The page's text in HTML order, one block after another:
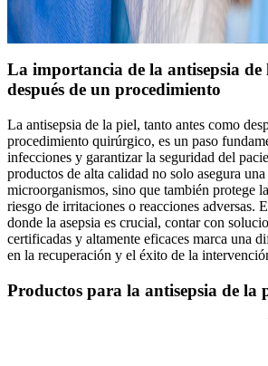
Antisepsia de la piel
La importancia de la antisepsia de
después de un procedimiento
La antisepsia de la piel, tanto antes como
procedimiento quirúrgico, es un paso
infecciones y garantizar la seguridad del
productos de alta calidad no solo asegura
microorganismos, sino que también protege
riesgo de irritaciones o reacciones adversas.
donde la asepsia es crucial, contar con
certificadas y altamente eficaces marca una
en la recuperación y el éxito de la
Productos para la antisepsia de la